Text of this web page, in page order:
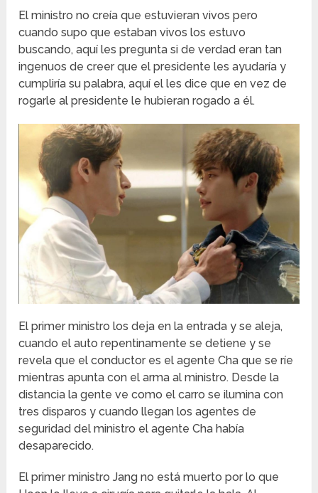
El ministro no creía que estuvieran vivos pero
cuando supo que estaban vivos los estuvo
buscando, aquí les pregunta si de verdad eran tan
ingenuos de creer que el presidente les ayudaría y
cumpliría su palabra, aquí el les dice que en vez de
rogarle al presidente le hubieran rogado a él.
El primer ministro los deja en la entrada y se aleja,
cuando el auto repentinamente se detiene y se
revela que el conductor es el agente Cha que se ríe
mientras apunta con el arma al ministro. Desde la
distancia la gente ve como el carro se ilumina con
tres disparos y cuando llegan los agentes de
seguridad del ministro el agente Cha había
desaparecido.
El primer ministro Jang no está muerto por lo que